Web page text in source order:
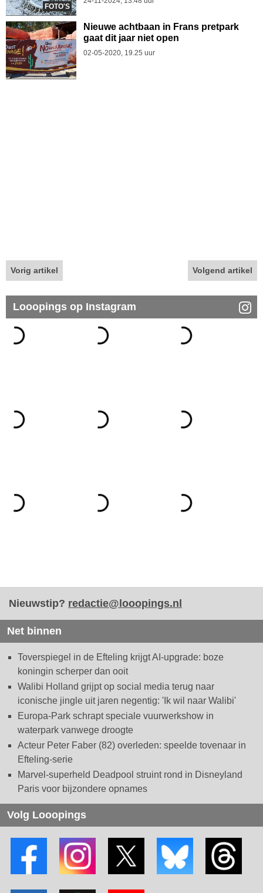
FOTO'S
Nieuwe achtbaan in Frans pretpark
gaat dit jaar niet open
02-05-2020, 19.25 uur
Vorig artikel Volgend artikel
Looopings op Instagram
Nieuwstip? redactie@looopings.nl
Net binnen
Toverspiegel in de Efteling krijgt AI-upgrade: boze
koningin scherper dan ooit
Walibi Holland grijpt op social media terug naar
iconische jingle uit jaren negentig: 'Ik wil naar Walibi'
Europa-Park schrapt speciale vuurwerkshow in
waterpark vanwege droogte
Acteur Peter Faber (82) overleden: speelde tovenaar in
Efteling-serie
Marvel-superheld Deadpool struint rond in Disneyland
Paris voor bijzondere opnames
Volg Looopings